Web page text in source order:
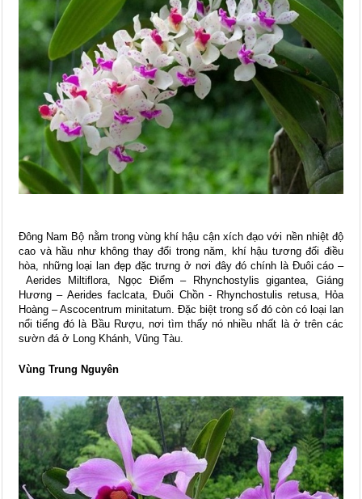
Đông Nam Bộ nằm trong vùng khí hậu cận xích đạo với nền nhiệt độ
cao và hầu như không thay đổi trong năm, khí hậu tương đối điều
hòa, những loại lan đẹp đặc trưng ở nơi đây đó chính là Đuôi cáo –
Aerides Miltiflora, Ngọc Điểm – Rhynchostylis gigantea, Giáng
Hương – Aerides faclcata, Đuôi Chồn - Rhynchostulis retusa, Hỏa
Hoàng – Ascocentrum minitatum. Đặc biệt trong số đó còn có loại lan
nổi tiếng đó là Bầu Rượu, nơi tìm thấy nó nhiều nhất là ở trên các
sườn đá ở Long Khánh, Vũng Tàu.
Vùng Trung Nguyên